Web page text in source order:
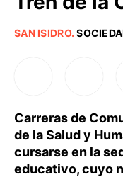
SAN ISIDRO.
Carreras de
de la Salud y
cursarse en la
educativo, cuyo